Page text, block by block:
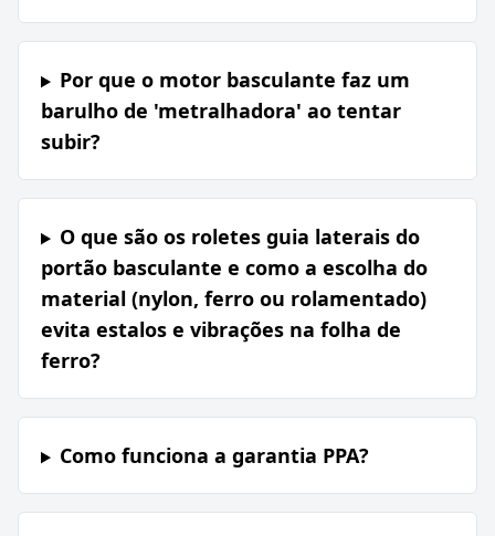
Por que o motor basculante faz um
barulho de 'metralhadora' ao tentar
subir?
O que são os roletes guia laterais do
portão basculante e como a escolha do
material (nylon, ferro ou rolamentado)
evita estalos e vibrações na folha de
ferro?
Como funciona a garantia PPA?